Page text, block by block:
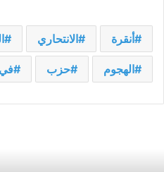
أنقرة الانتحاري
الهجوم حزب في